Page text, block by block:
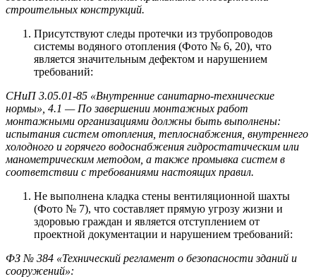
строительных конструкций.
Присутствуют следы протечки из трубопроводов
системы водяного отопления (Фото № 6, 20), что
является значительным дефектом и нарушением
требований:
СНиП 3.05.01-85 «Внутренние санитарно-технические
нормы», 4.1 — По завершении монтажных работ
монтажными организациями должны быть выполнены:
испытания систем отопления, теплоснабжения, внутреннего
холодного и горячего водоснабжения гидростатическим или
манометрическим методом, а также промывка систем в
соответствии с требованиями настоящих правил.
Не выполнена кладка стены вентиляционной шахты
(Фото № 7), что составляет прямую угрозу жизни и
здоровью граждан и является отступлением от
проектной документации и нарушением требований:
ФЗ № 384 «Технический регламент о безопасности зданий и
сооружений»: